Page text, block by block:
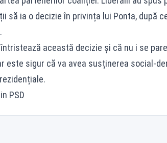
să ia o decizie în privința lui Ponta, după
această decizie și că nu i se
este sigur că va avea susținerea social-
PSD